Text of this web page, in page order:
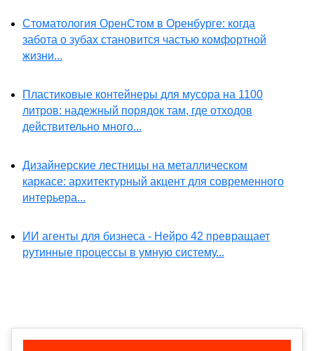
Стоматология ОренСтом в Оренбурге: когда
забота о зубах становится частью комфортной
жизни...
Пластиковые контейнеры для мусора на 1100
литров: надежный порядок там, где отходов
действительно много...
Дизайнерские лестницы на металлическом
каркасе: архитектурный акцент для современного
интерьера...
ИИ агенты для бизнеса - Нейро 42 превращает
рутинные процессы в умную систему...